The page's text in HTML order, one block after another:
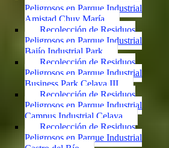
Peligrosos en Parque Industrial
Amistad Chuy María
Recolección de Residuos
Peligrosos en Parque Industrial
Bajío Industrial Park
Recolección de Residuos
Peligrosos en Parque Industrial
Business Park Celaya III
Recolección de Residuos
Peligrosos en Parque Industrial
Campus Industrial Celaya
Recolección de Residuos
Peligrosos en Parque Industrial